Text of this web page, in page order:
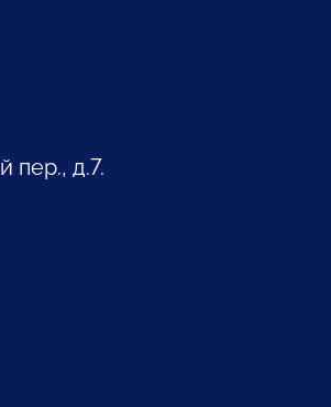
пер., д.7.